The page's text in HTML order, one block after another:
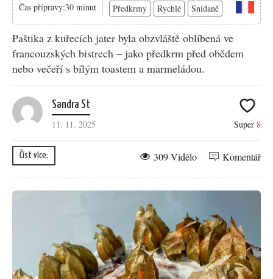
Čas přípravy:30 minut Předkrmy Rychlé Snídaně
Paštika z kuřecích jater byla obzvláště oblíbená ve
francouzských bistrech – jako předkrm před obědem
nebo večeří s bílým toastem a marmeládou.
Sandra St
11. 11. 2025
Super 8
Číst více: Komentář
309 Vidělo